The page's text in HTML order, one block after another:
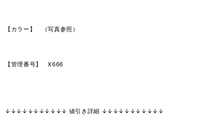
【カラー】 （写真参照）
【管理番号】 X666
↓↓↓↓↓↓↓↓↓↓↓ 値引き詳細 ↓↓↓↓↓↓↓↓↓↓↓